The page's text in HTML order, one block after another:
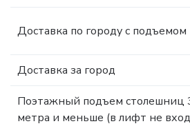
Доставка по городу с подъемом
Доставка за город
Поэтажный подъем столешниц
метра и меньше (в лифт не